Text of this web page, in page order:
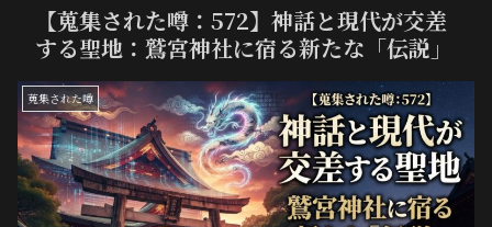
【蒐集された噂：572】神話と現代が交差
する聖地：鷲宮神社に宿る新たな「伝説」
蒐集された噂